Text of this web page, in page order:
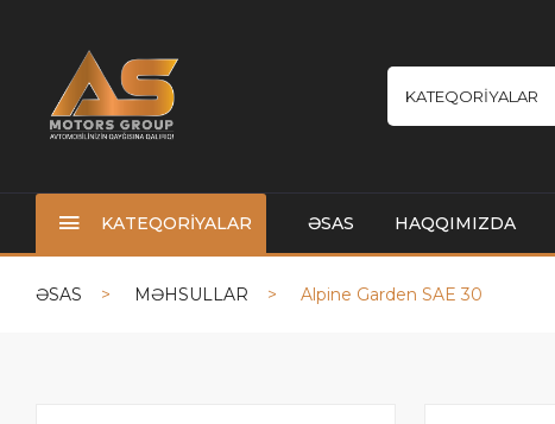
KATEQORİYALAR
KATEQORİYALAR ƏSAS HAQQIMIZDA
ƏSAS MƏHSULLAR Alpine Garden SAE 30